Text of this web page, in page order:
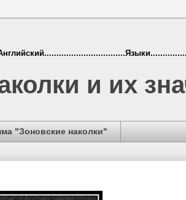
и их
"Зоновские наколки"